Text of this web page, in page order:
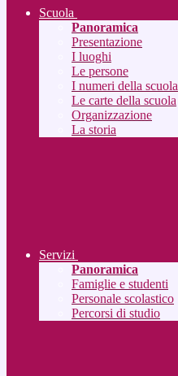
Scuola
Panoramica
Presentazione
I luoghi
Le persone
I numeri della scuola
Le carte della scuola
Organizzazione
La storia
Servizi
Panoramica
Famiglie e studenti
Personale scolastico
Percorsi di studio